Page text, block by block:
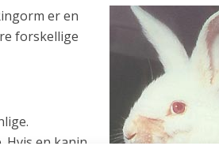
er en
forskellige
Hvis en kanin